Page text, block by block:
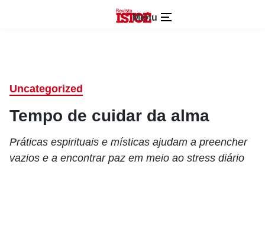
Menu
Uncategorized
Tempo de cuidar da alma
Práticas espirituais e místicas ajudam a preencher
vazios e a encontrar paz em meio ao stress diário